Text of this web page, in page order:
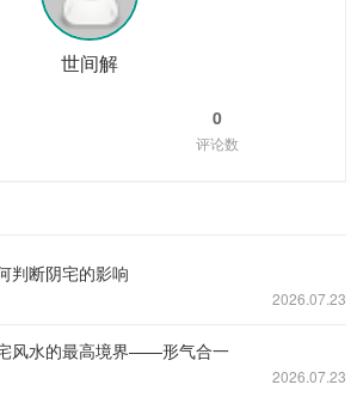
世间解
0
评论数
判断阴宅的影响
2026.07.23
风水的最高境界——形气合一
2026.07.23